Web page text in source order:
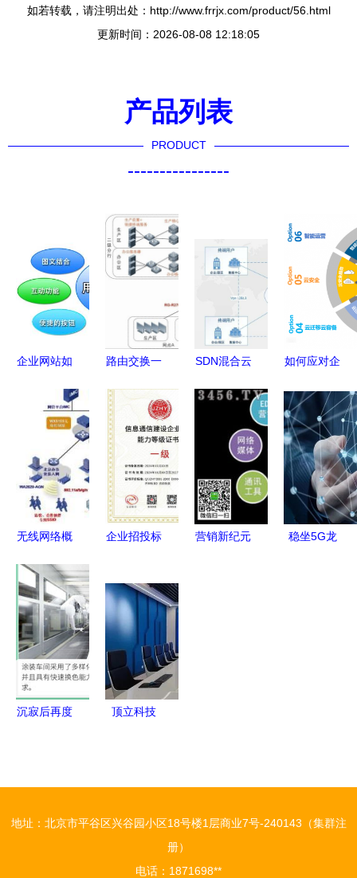
如若转载，请注明出处：http://www.frrjx.com/product/56.html
更新时间：2026-08-08 12:18:05
产品列表
PRODUCT
----------------
企业网站如
路由交换一
务于江苏农
行_网络设
备解决方
案-中关村
在线 企业
网络服务
SDN混合云
重塑企业网
络服务的高
效之道
如何应对企
构中的问题
——万国数
据云网融合
解决方案
无线网络概
业服务中的
应用
企业招投标
网络代维外
包服务企业
能力等级资
质证书全解
析
营销新纪元
稳坐5G龙
沉寂后再度
务的蜕变
顶立科技
卓越质量与
地址：北京市平谷区兴谷园小区18号楼1层商业7号-240143（集群注
册）
电话：1871698**